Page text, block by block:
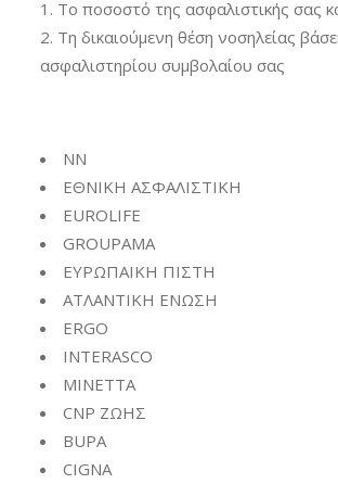
Το ποσοστό της ασφαλιστικής σας
Τη δικαιούμενη θέση νοσηλείας
ασφαλιστηρίου συμβολαίου σας
NN
ΕΘΝΙΚΗ ΑΣΦΑΛΙΣΤΙΚΗ
EUROLIFE
GROUPAMA
ΕΥΡΩΠΑΙΚΗ ΠΙΣΤΗ
ΑΤΛΑΝΤΙΚΗ ΕΝΩΣΗ
ERGO
INTERASCO
ΜΙΝΕΤΤΑ
CNP ΖΩΗΣ
BUPA
CIGNA